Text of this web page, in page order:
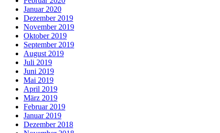
Januar 2020
Dezember 2019
November 2019
Oktober 2019
September 2019
August 2019
Juli 2019
Juni 2019
Mai 2019
April 2019
März 2019
Februar 2019
Januar 2019
Dezember 2018